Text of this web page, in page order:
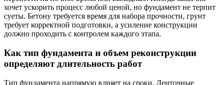
хочет ускорить процесс любой ценой, но фундамент не терпит
суеты. Бетону требуется время для набора прочности, грунт
требует корректной подготовки, а усиление конструкции
должно проходить с контролем каждого этапа.
Как тип фундамента и объем реконструкции
определяют длительность работ
Тип фундамента напрямую влияет на сроки. Ленточные